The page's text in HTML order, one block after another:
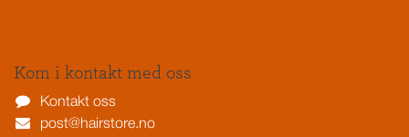
Kom i kontakt med oss
Kontakt oss
post@hairstore.no